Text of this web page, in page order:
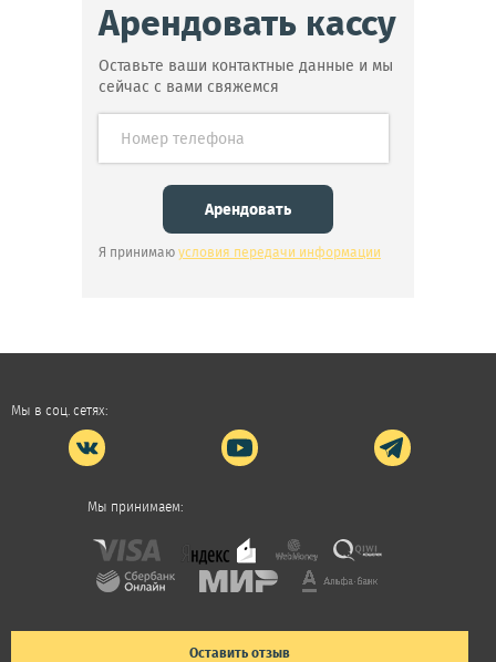
Арендовать кассу
Оставьте ваши контактные данные и мы
сейчас с вами свяжемся
Я принимаю условия передачи информации
Мы в соц. сетях:
Мы принимаем:
Оставить отзыв